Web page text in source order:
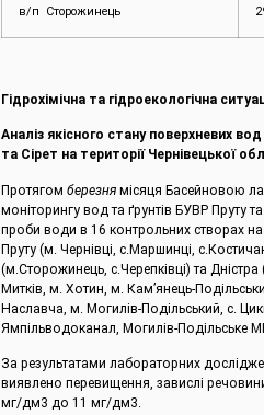
в/п Сторожинець
Гідрохімічна та гідроекологічна
Аналіз якісного стану поверхневих
та Сірет на території Чернівецької
Протягомберезня місяця Басейновою
моніторингу вод та ґрунтів БУВР Пруту
проби води в 16 контрольних створах на
Пруту (м. Чернівці, c.Маршинці,
(м.Сторожинець, с.Черепківці) та Дністра
Митків, м. Хотин, м. Кам’янець-
Наславча, м. Могилів-Подільський, с.
Ямпільводоканал, Могилів-Подільське
За результатами лабораторних
виявлено перевищення, завислі
мг/дм3 до 11 мг/дм3.